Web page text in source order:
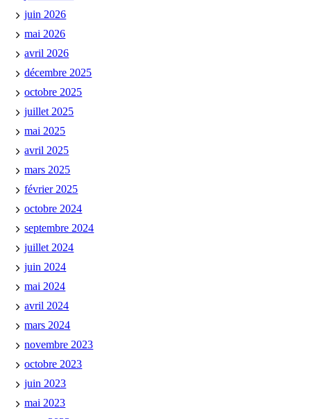
juin 2026
mai 2026
avril 2026
décembre 2025
octobre 2025
juillet 2025
mai 2025
avril 2025
mars 2025
février 2025
octobre 2024
septembre 2024
juillet 2024
juin 2024
mai 2024
avril 2024
mars 2024
novembre 2023
octobre 2023
juin 2023
mai 2023